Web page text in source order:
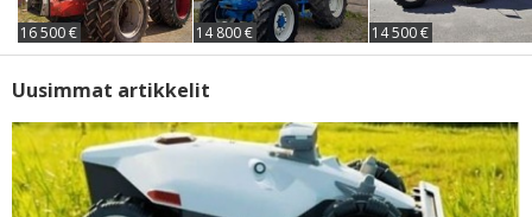
16 500 € 14 800 € 14 500 €
Uusimmat artikkelit